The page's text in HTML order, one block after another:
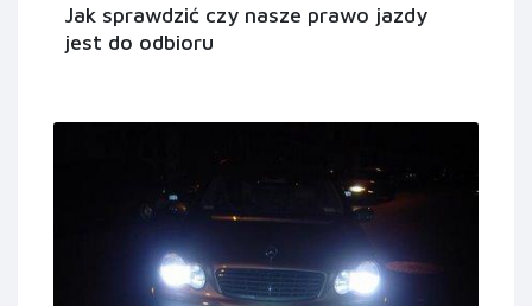
Jak sprawdzić czy nasze prawo jazdy
jest do odbioru